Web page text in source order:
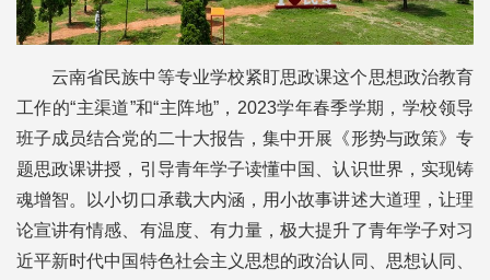
云南省民族中等专业学校紧盯思政课这个思想政治教育
工作的“主渠道”和“主阵地”，2023学年春季学期，学校领导
班子成员结合党的二十大报告，集中开展《形势与政策》专
题思政课讲授，引导青年学子读懂中国、认识世界，实现铸
魂增智。以小切口承载大内涵，用小故事讲述大道理，让理
论宣讲有情感、有温度、有力量，极大提升了青年学子对习
近平新时代中国特色社会主义思想的政治认同、思想认同、